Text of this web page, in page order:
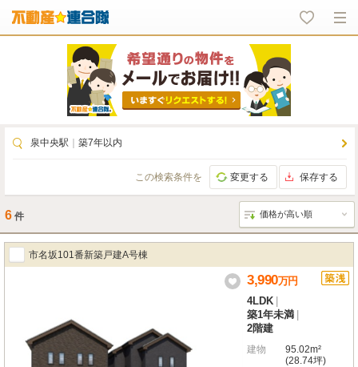
泉中央駅 築7年以内
この検索条件を 変更する 保存する
6 件
市名坂101番新築戸建A号棟
3,990万円
4LDK
築1年未満
2階建
建物
95.02m²
(28.74坪)